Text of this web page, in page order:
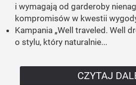
i wymagają od garderoby
kompromisów w kwestii
Kampania „Well traveled. Well
o stylu, który naturalnie...
CZYTAJ